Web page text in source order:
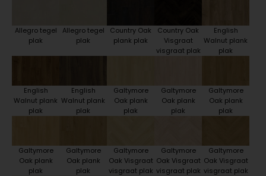
Allegro tegel
plak
Allegro tegel
plak
Country Oak
plank plak
Country Oak
Visgraat
visgraat plak
English
Walnut plank
plak
English
Walnut plank
plak
English
Walnut plank
plak
Galtymore
Oak plank
plak
Galtymore
Oak plank
plak
Galtymore
Oak plank
plak
Galtymore
Oak plank
plak
Galtymore
Oak plank
plak
Galtymore
Oak Visgraat
visgraat plak
Galtymore
Oak Visgraat
visgraat plak
Galtymore
Oak Visgraat
visgraat plak